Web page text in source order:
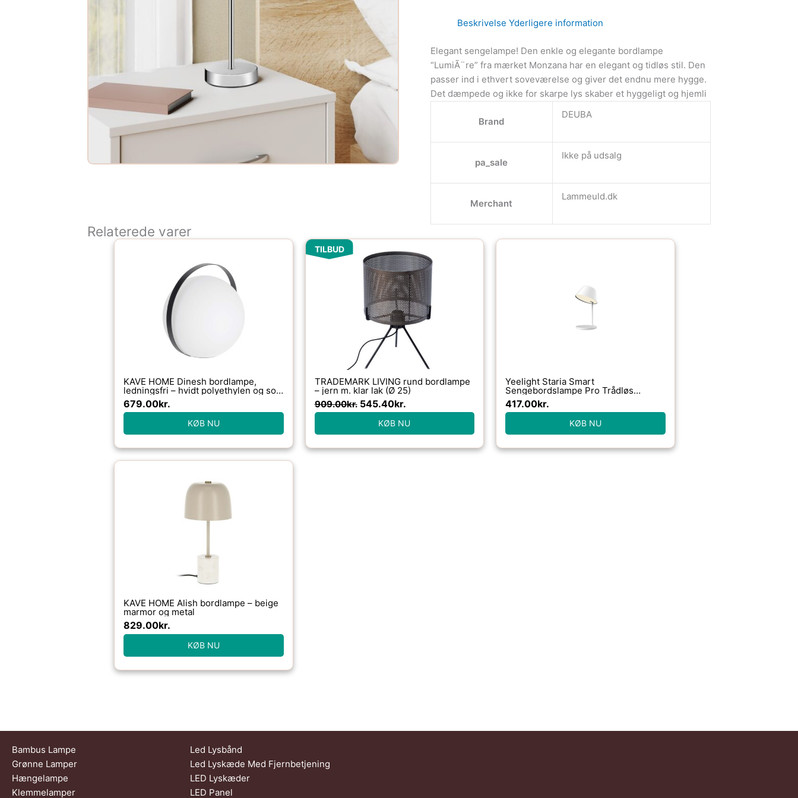
Beskrivelse Yderligere information
Elegant sengelampe! Den enkle og elegante bordlampe
“LumiÃ¨re” fra mærket Monzana har en elegant og tidløs stil. Den
passer ind i ethvert soveværelse og giver det endnu mere hygge.
Det dæmpede og ikke for skarpe lys skaber et hyggeligt og hjemli
Brand
DEUBA
pa_sale
Ikke på udsalg
Merchant
Lammeuld.dk
Relaterede varer
KAVE HOME Dinesh bordlampe,
ledningsfri – hvidt polyethylen og sort
stål (33×34)
679.00kr.
KØB NU
TILBUD
TRADEMARK LIVING rund bordlampe
– jern m. klar lak (Ø 25)
909.00kr.
oprindelige
pris
var:
909.00kr..
545.40kr.
aktuelle
pris
er:
545.40kr..
KØB NU
Yeelight Staria Smart
Sengebordslampe Pro Trådløs
Oplader Hvid
417.00kr.
KØB NU
KAVE HOME Alish bordlampe – beige
marmor og metal
829.00kr.
KØB NU
Bambus Lampe
Grønne Lamper
Hængelampe
Klemmelamper
Led Lysbånd
Led Lyskæde Med Fjernbetjening
LED Lyskæder
LED Panel